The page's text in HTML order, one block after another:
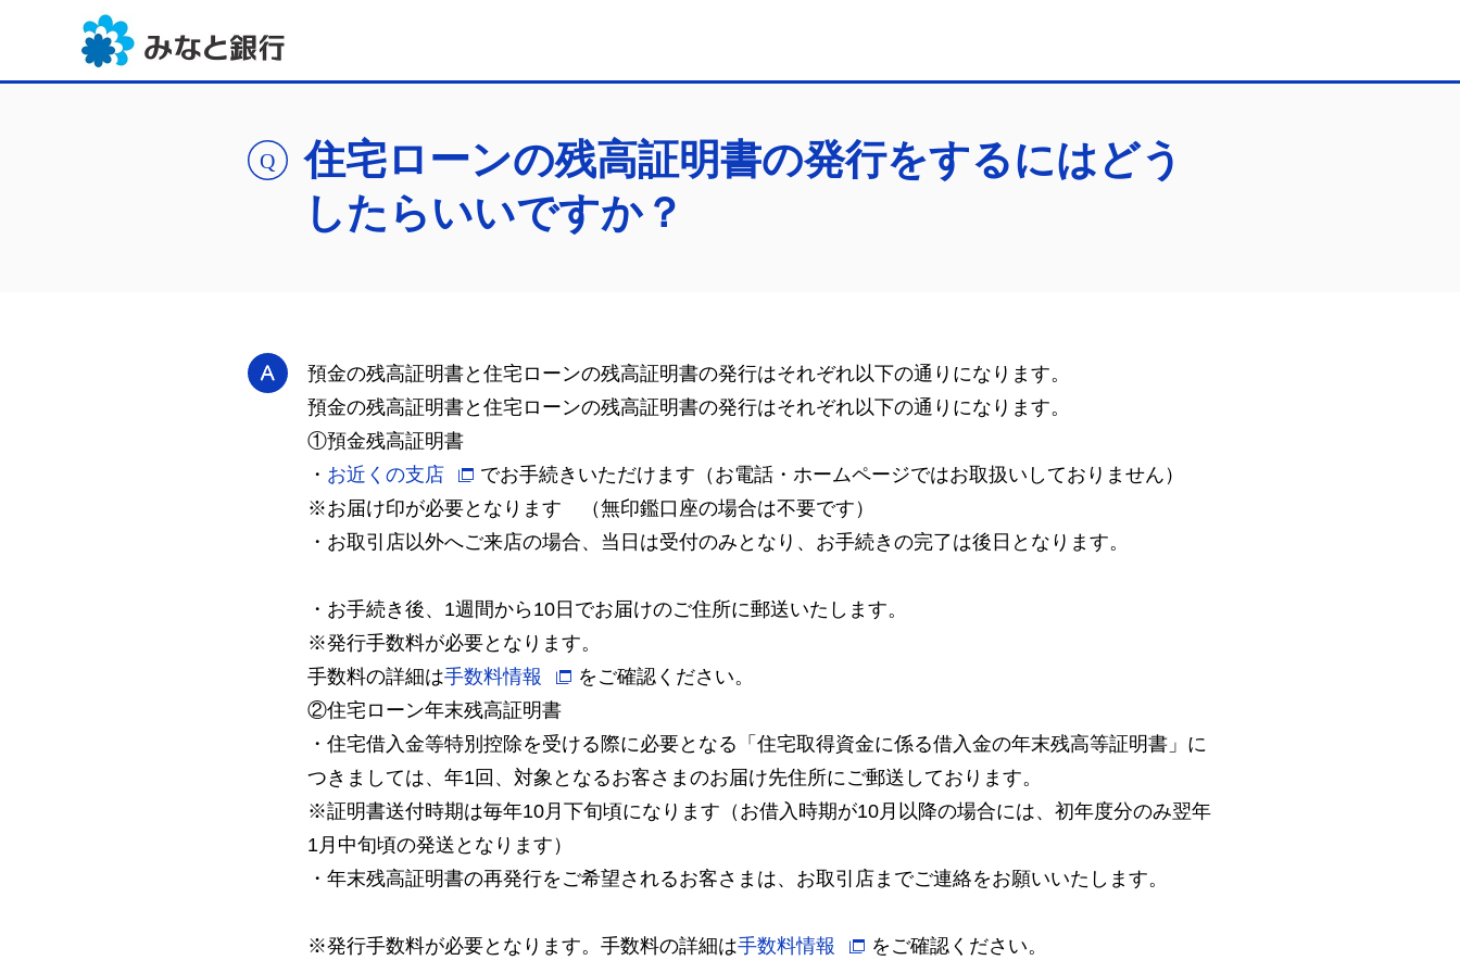
住宅ローンの残高証明書の発行をするにはどう
したらいいですか？
預金の残高証明書と住宅ローンの残高証明書の発行はそれぞれ以下の通りになります。
預金の残高証明書と住宅ローンの残高証明書の発行はそれぞれ以下の通りになります。
①預金残高証明書
・ お近くの支店
でお手続きいただけます（お電話・ホームページではお取扱いしておりません）
※お届け印が必要となります （無印鑑口座の場合は不要です）
・お取引店以外へご来店の場合、当日は受付のみとなり、お手続きの完了は後日となります。
・お手続き後、1週間から10日でお届けのご住所に郵送いたします。
※発行手数料が必要となります。
手数料の詳細は手数料情報
をご確認ください。
②住宅ローン年末残高証明書
・住宅借入金等特別控除を受ける際に必要となる「住宅取得資金に係る借入金の年末残高等証明書」に
つきましては、年1回、対象となるお客さまのお届け先住所にご郵送しております。
※証明書送付時期は毎年10月下旬頃になります（お借入時期が10月以降の場合には、初年度分のみ翌年
1月中旬頃の発送となります）
・年末残高証明書の再発行をご希望されるお客さまは、お取引店までご連絡をお願いいたします。
※発行手数料が必要となります。手数料の詳細は手数料情報 をご確認ください。